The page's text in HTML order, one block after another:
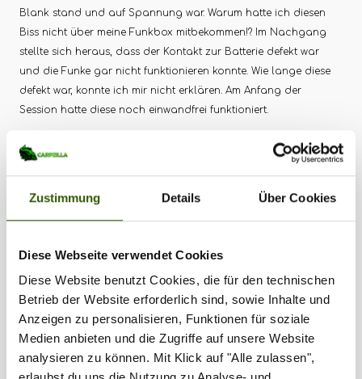
Zustimmung Details Über Cookies
Diese Webseite verwendet Cookies
Diese Website benutzt Cookies, die für den technischen
Betrieb der Website erforderlich sind, sowie Inhalte und
Anzeigen zu personalisieren, Funktionen für soziale
Medien anbieten und die Zugriffe auf unsere Website
analysieren zu können. Mit Klick auf "Alle zulassen",
Blank stand und auf Spannung war. Warum hatte ich diesen
Biss nicht über meine Funkbox mitbekommen!? Im Nachgang
stellte sich heraus, dass der Kontakt zur Batterie defekt war
und die Funke gar nicht funktionieren konnte. Wie lange diese
defekt war, konnte ich mir nicht erklären. Am Anfang der
Session hatte diese noch einwandfrei funktioniert.
Aktion mit der Rute in der Hand und einem Biss, den ich noch
nicht mal mitbekommen hatte. Irgendwie fühlte es sich komisch
an und das Gefühl, der Fisch konnte bereits weg sein, überwog
sondern wartete auf Nils, bis er mich mit dem Faltboot abholte.
Dieser konnte es zuerst nicht glauben und dachte ich würde
ihn auf den Arm nehmen wollen. Nachdem ich in die Falte
gesprungen war, ruderte Nils direkt in die Bucht, in der ich die
Rute über 24 Stunden zuvor abgelegt hatte. Der Fisch war
tatsächlich noch am Haken und hatte sich kaum vom Platz, an
dem ich die Rute abgelegt hatte, bewegt. Nach kurzem Drill